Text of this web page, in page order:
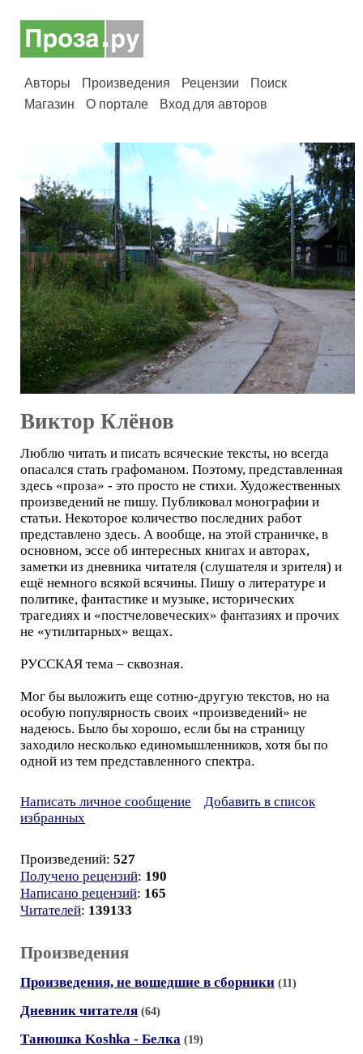
Авторы Произведения Рецензии
Поиск
Магазин
О портале Вход для авторов
Виктор Клёнов
Люблю читать и писать всяческие тексты, но всегда
опасался стать графоманом. Поэтому, представленная
здесь «проза» - это просто не стихи. Художественных
произведений не пишу. Публиковал монографии и
статьи. Некоторое количество последних работ
представлено здесь. А вообще, на этой страничке, в
основном, эссе об интересных книгах и авторах,
заметки из дневника читателя (слушателя и зрителя) и
ещё немного всякой всячины. Пишу о литературе и
политике, фантастике и музыке, исторических
трагедиях и «постчеловеческих» фантазиях и прочих
не «утилитарных» вещах.
РУССКАЯ тема – сквозная.
Мог бы выложить еще сотню-другую текстов, но на
особую популярность своих «произведений» не
надеюсь. Было бы хорошо, если бы на страницу
заходило несколько единомышленников, хотя бы по
одной из тем представленного спектра.
Написать личное сообщение
Добавить в список
избранных
Произведений: 527
Получено рецензий: 190
Написано рецензий: 165
Читателей: 139133
Произведения
Произведения, не вошедшие в сборники (11)
Дневник читателя (64)
Танюшка Koshka - Белка (19)